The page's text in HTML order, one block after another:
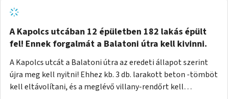
zötyögőssége elriassza a bringásokat a járdán
szálguldástól.
A Kapolcs utcában 12 épületben 182 lakás épült
fel! Ennek forgalmát a Balatoni útra kell kivinni.
A Kapolcs utcát a Balatoni útra az eredeti állapot szerint
újra meg kell nyitni! Ehhez kb. 3 db. larakott beton -tömböt
kell eltávolítani, és a meglévő villany-rendőrt kell